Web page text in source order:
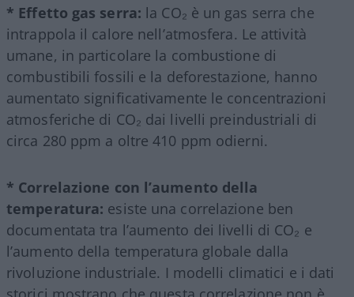
* Effetto gas serra: la CO₂ è un gas serra che
intrappola il calore nell’atmosfera. Le attività
umane, in particolare la combustione di
combustibili fossili e la deforestazione, hanno
aumentato significativamente le concentrazioni
atmosferiche di CO₂ dai livelli preindustriali di
circa 280 ppm a oltre 410 ppm odierni.
* Correlazione con l’aumento della
temperatura: esiste una correlazione ben
documentata tra l’aumento dei livelli di CO₂ e
l’aumento della temperatura globale dalla
rivoluzione industriale. I modelli climatici e i dati